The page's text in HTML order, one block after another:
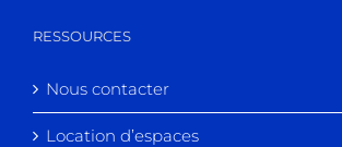
RESSOURCES
Nous contacter
Location d’espaces